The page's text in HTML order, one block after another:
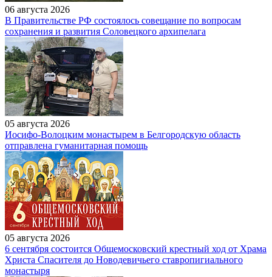
06 августа 2026
В Правительстве РФ состоялось совещание по вопросам
сохранения и развития Соловецкого архипелага
05 августа 2026
Иосифо-Волоцким монастырем в Белгородскую область
отправлена гуманитарная помощь
05 августа 2026
6 сентября состоится Общемосковский крестный ход от Храма
Христа Спасителя до Новодевичьего ставропигиального
монастыря